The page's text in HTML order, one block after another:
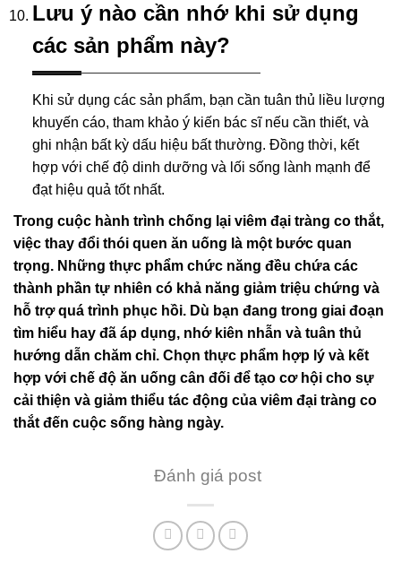
Lưu ý nào cần nhớ khi sử dụng
các sản phẩm này?
Khi sử dụng các sản phẩm, bạn cần tuân thủ liều lượng
khuyến cáo, tham khảo ý kiến bác sĩ nếu cần thiết, và
ghi nhận bất kỳ dấu hiệu bất thường. Đồng thời, kết
hợp với chế độ dinh dưỡng và lối sống lành mạnh để
đạt hiệu quả tốt nhất.
Trong cuộc hành trình chống lại viêm đại tràng co thắt,
việc thay đổi thói quen ăn uống là một bước quan
trọng. Những thực phẩm chức năng đều chứa các
thành phần tự nhiên có khả năng giảm triệu chứng và
hỗ trợ quá trình phục hồi. Dù bạn đang trong giai đoạn
tìm hiểu hay đã áp dụng, nhớ kiên nhẫn và tuân thủ
hướng dẫn chăm chỉ. Chọn thực phẩm hợp lý và kết
hợp với chế độ ăn uống cân đối để tạo cơ hội cho sự
cải thiện và giảm thiểu tác động của viêm đại tràng co
thắt đến cuộc sống hàng ngày.
Đánh giá post